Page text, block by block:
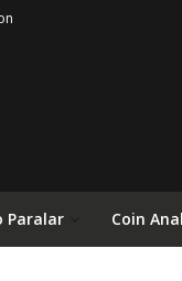
Paralar Coin